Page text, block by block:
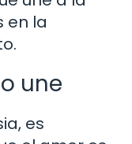
en la
une
es